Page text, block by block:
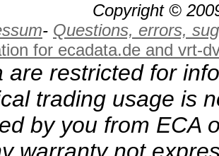
Copyright ©
- Questions, errors,
for ecadata.de and vrt-
are restricted for
trading usage is
by you from ECA